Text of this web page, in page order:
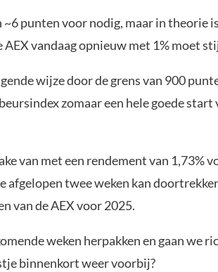
punten voor nodig, maar in theorie
vandaag opnieuw met 1% moet
wijze door de grens van 900
zomaar een hele goede start
van met een rendement van 1,73%
afgelopen twee weken kan
van de AEX voor 2025.
weken herpakken en gaan we
binnenkort weer voorbij?